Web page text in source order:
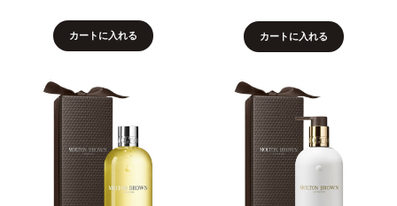
カートに入れる カートに入れる